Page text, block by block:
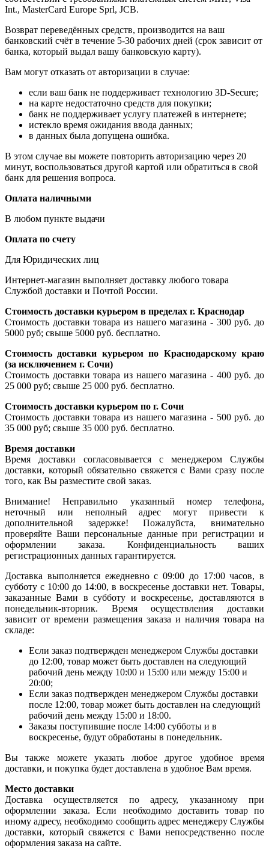
Int., MasterCard Europe Sprl, JCB.
Возврат переведённых средств, производится на ваш
банковский счёт в течение 5-30 рабочих дней (срок зависит от
банка, который выдал вашу банковскую карту).
Вам могут отказать от авторизации в случае:
если ваш банк не поддерживает технологию 3D-Secure;
на карте недостаточно средств для покупки;
банк не поддерживает услугу платежей в интернете;
истекло время ожидания ввода данных;
в данных была допущена ошибка.
В этом случае вы можете повторить авторизацию через 20
минут, воспользоваться другой картой или обратиться в свой
банк для решения вопроса.
Оплата наличными
В любом пункте выдачи
Оплата по счету
Для Юридических лиц
Интернет-магазин выполняет доставку любого товара
Службой доставки и Почтой России.
Стоимость доставки курьером в пределах г. Краснодар
Стоимость доставки товара из нашего магазина - 300 руб. до
5000 руб; свыше 5000 руб. бесплатно.
Стоимость доставки курьером по Краснодарскому краю
(за исключением г. Сочи)
Стоимость доставки товара из нашего магазина - 400 руб. до
25 000 руб; свыше 25 000 руб. бесплатно.
Стоимость доставки курьером по г. Сочи
Стоимость доставки товара из нашего магазина - 500 руб. до
35 000 руб; свыше 35 000 руб. бесплатно.
Время доставки
Время доставки согласовывается с менеджером Службы
доставки, который обязательно свяжется с Вами сразу после
того, как Вы разместите свой заказ.
Внимание! Неправильно указанный номер телефона,
неточный или неполный адрес могут привести к
дополнительной задержке! Пожалуйста, внимательно
проверяйте Ваши персональные данные при регистрации и
оформлении заказа. Конфиденциальность ваших
регистрационных данных гарантируется.
Доставка выполняется ежедневно с 09:00 до 17:00 часов, в
субботу с 10:00 до 14:00, в воскресенье доставки нет. Товары,
заказанные Вами в субботу и воскресенье, доставляются в
понедельник-вторник. Время осуществления доставки
зависит от времени размещения заказа и наличия товара на
складе:
Если заказ подтвержден менеджером Службы доставки
до 12:00, товар может быть доставлен на следующий
рабочий день между 10:00 и 15:00 или между 15:00 и
20:00;
Если заказ подтвержден менеджером Службы доставки
после 12:00, товар может быть доставлен на следующий
рабочий день между 15:00 и 18:00.
Заказы поступившие после 14:00 субботы и в
воскресенье, будут обработаны в понедельник.
Вы также можете указать любое другое удобное время
доставки, и покупка будет доставлена в удобное Вам время.
Место доставки
Доставка осуществляется по адресу, указанному при
оформлении заказа. Если необходимо доставить товар по
иному адресу, необходимо сообщить адрес менеджеру Службы
доставки, который свяжется с Вами непосредственно после
оформления заказа на сайте.